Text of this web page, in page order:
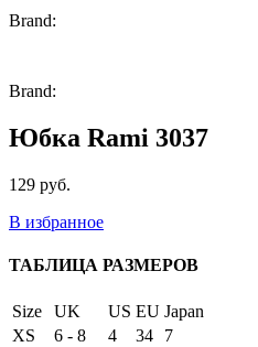
Brand:
Brand:
Юбка Rami 3037
129 руб.
В избранное
ТАБЛИЦА РАЗМЕРОВ
Size UK US EU Japan
XS
6 - 8 4 34
7